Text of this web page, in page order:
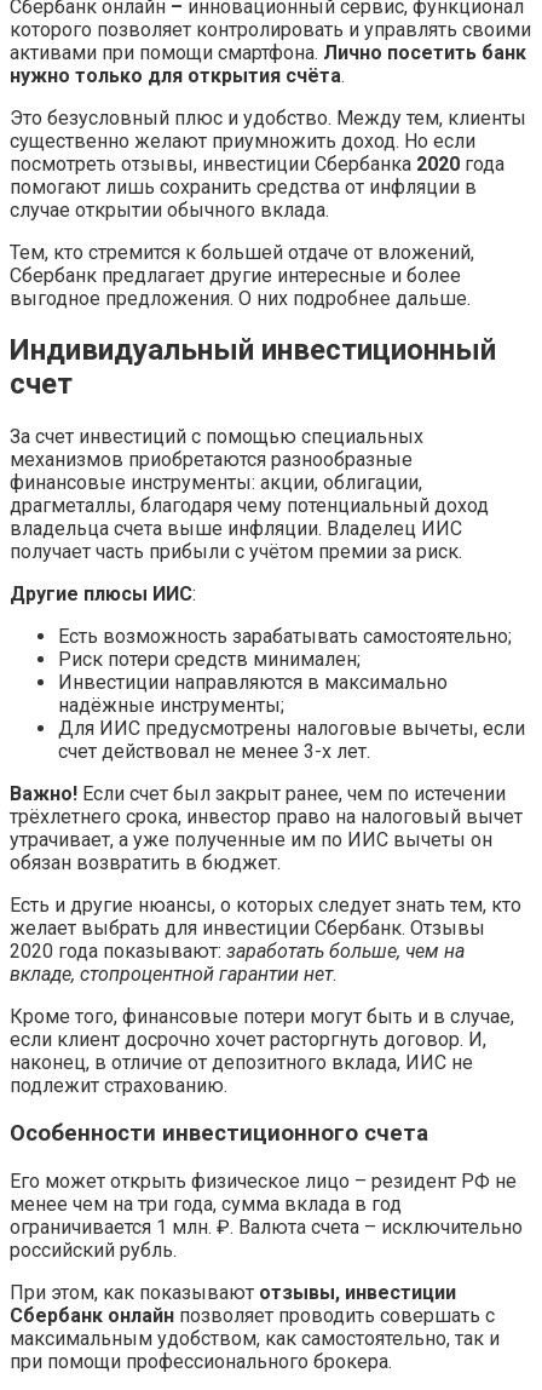
Сбербанк онлайн – инновационный сервис, функционал
которого позволяет контролировать и управлять своими
активами при помощи смартфона. Лично посетить банк
нужно только для открытия счёта.
Это безусловный плюс и удобство. Между тем, клиенты
существенно желают приумножить доход. Но если
посмотреть отзывы, инвестиции Сбербанка 2020 года
помогают лишь сохранить средства от инфляции в
случае открытии обычного вклада.
Тем, кто стремится к большей отдаче от вложений,
Сбербанк предлагает другие интересные и более
выгодное предложения. О них подробнее дальше.
Индивидуальный инвестиционный
счет
За счет инвестиций с помощью специальных
механизмов приобретаются разнообразные
финансовые инструменты: акции, облигации,
драгметаллы, благодаря чему потенциальный доход
владельца счета выше инфляции. Владелец ИИС
получает часть прибыли с учётом премии за риск.
Другие плюсы ИИС:
Есть возможность зарабатывать самостоятельно;
Риск потери средств минимален;
Инвестиции направляются в максимально
надёжные инструменты;
Для ИИС предусмотрены налоговые вычеты, если
счет действовал не менее 3-х лет.
Важно! Если счет был закрыт ранее, чем по истечении
трёхлетнего срока, инвестор право на налоговый вычет
утрачивает, а уже полученные им по ИИС вычеты он
обязан возвратить в бюджет.
Есть и другие нюансы, о которых следует знать тем, кто
желает выбрать для инвестиции Сбербанк. Отзывы
2020 года показывают: заработать больше, чем на
вкладе, стопроцентной гарантии нет.
Кроме того, финансовые потери могут быть и в случае,
если клиент досрочно хочет расторгнуть договор. И,
наконец, в отличие от депозитного вклада, ИИС не
подлежит страхованию.
Особенности инвестиционного счета
Его может открыть физическое лицо – резидент РФ не
менее чем на три года, сумма вклада в год
ограничивается 1 млн. ₽. Валюта счета – исключительно
российский рубль.
При этом, как показывают отзывы, инвестиции
Сбербанк онлайн позволяет проводить совершать с
максимальным удобством, как самостоятельно, так и
при помощи профессионального брокера.